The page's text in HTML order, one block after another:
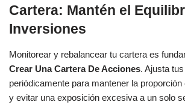
Cartera: Mantén el
Inversiones
Monitorear y rebalancear tu cartera es
Crear Una Cartera De Acciones. Ajusta
periódicamente para mantener la
y evitar una exposición excesiva a un solo